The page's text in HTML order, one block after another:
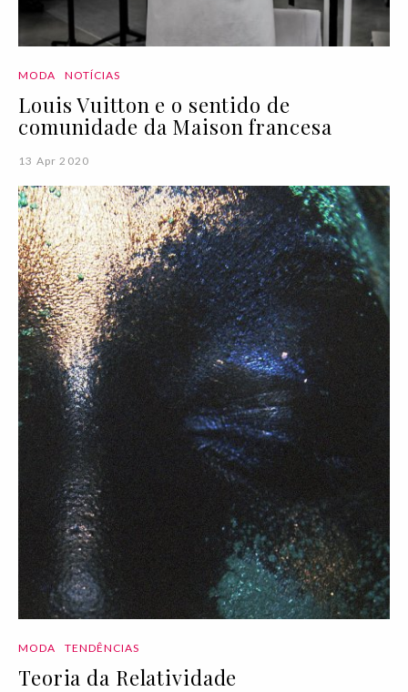
MODA NOTÍCIAS
Louis Vuitton e o sentido de
comunidade da Maison francesa
13 Apr 2020
MODA TENDÊNCIAS
Teoria da Relatividade